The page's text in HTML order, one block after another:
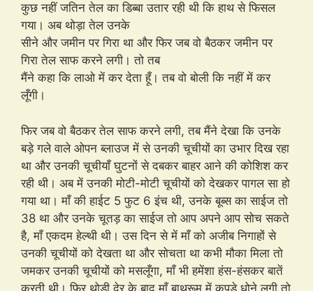
कुछ नहीं जतिन तेल का डिब्बा उतार रही थी कि हाथ से फिसल
गया। अब थोड़ा तेल उनके
सीने और जमीन पर गिरा था और फिर जब वो बैठकर जमीन पर
गिरा तेल साफ करने लगी। तो तब
मैंने कहा कि लाओ में कर देता हूँ। तब वो बोली कि नहीं में कर
लूँगी।
फिर जब वो बैठकर तेल साफ करने लगी, तब मैंने देखा कि उनके
बड़े गले वाले ओपन ब्लाउज में से उनकी चूचीयों का उभार दिख रहा
था और उनकी चूचीयाँ घुटनों से दबकर बाहर आने की कोशिश कर
रही थी। अब में उनकी मोटी-मोटी चूचीयों को देखकर पागल सा हो
गया था। माँ की हाईट 5 फुट 6 इंच थी, उनके बूब्स का साईज तो
38 था और उनके चूतड़ का साईज तो आप अपने आप सोच सकते
है, माँ एकदम हेल्थी थी। उस दिन से में माँ को अजीब निगाहों से
उनकी चूचीयों को देखता था और सोचता था कभी मौका मिला तो
जमकर उनकी चूचीयों को मसलूँगा, माँ भी हमेंशा हंस-हंसकर बातें
करती थी। फिर थोड़ी देर के बाद माँ बाथरूम में कपड़े धोने लगी तो